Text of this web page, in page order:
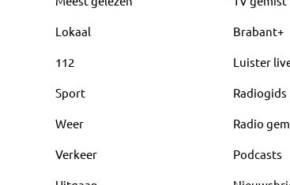
Lokaal
112
Sport
Weer
Verkeer
Brabant+
Luister
Radiogids
Radio
Podcasts